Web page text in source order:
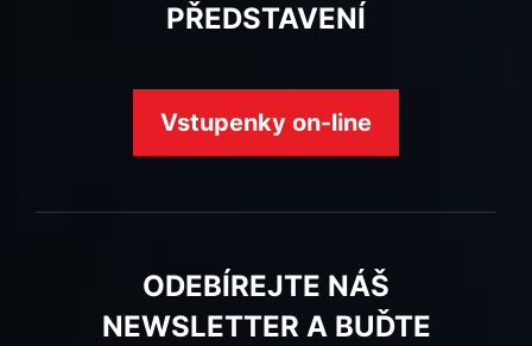
PŘEDSTAVENÍ
Vstupenky on-line
ODEBÍREJTE NÁŠ
NEWSLETTER A BUĎTE